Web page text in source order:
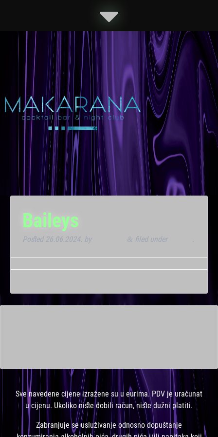
Baileys
Posted 26.06.2024. by & filed under .
Sve navedene cijene izražene su u eurima. PDV je uračunat
u cijenu. Ukoliko niste dobili račun, niste dužni platiti.
Zabranjuje se usluživanje odnosno dopuštanje